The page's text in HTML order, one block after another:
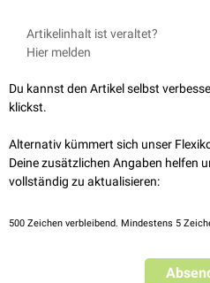
Artikelinhalt ist veraltet?
Hier melden
Du kannst den Artikel selbst
klickst.
Alternativ kümmert sich unser
Deine zusätzlichen Angaben helfen
vollständig zu aktualisieren:
500 Zeichen verbleibend. Mindestens 5